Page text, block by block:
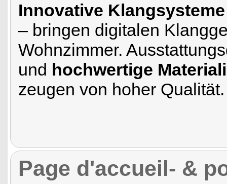
Innovative Klangsysteme
– bringen digitalen
Wohnzimmer.
und hochwertige
zeugen von hoher Qualität.
Page d'accueil- &